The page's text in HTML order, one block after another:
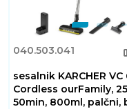
040.503.041
sesalnik KARCHER VC
Cordless ourFamily,
50min, 800ml, palčni,